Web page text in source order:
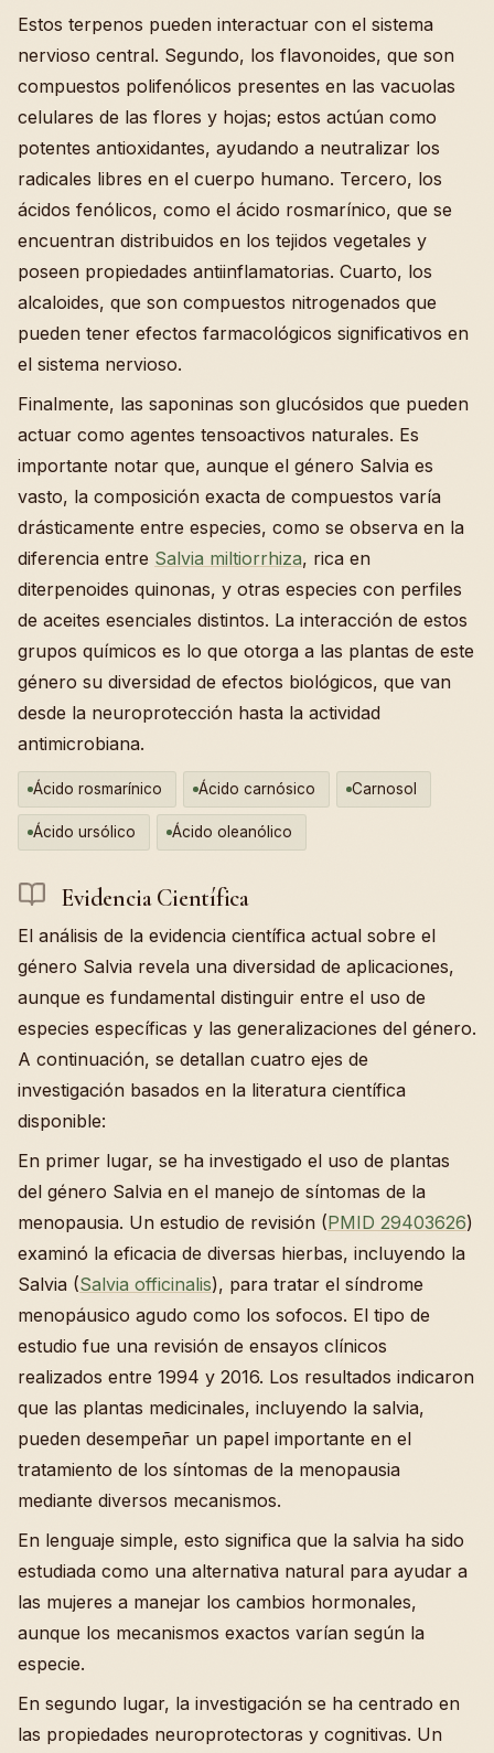
Estos terpenos pueden interactuar con el sistema
nervioso central. Segundo, los flavonoides, que son
compuestos polifenólicos presentes en las vacuolas
celulares de las flores y hojas; estos actúan como
potentes antioxidantes, ayudando a neutralizar los
radicales libres en el cuerpo humano. Tercero, los
ácidos fenólicos, como el ácido rosmarínico, que se
encuentran distribuidos en los tejidos vegetales y
poseen propiedades antiinflamatorias. Cuarto, los
alcaloides, que son compuestos nitrogenados que
pueden tener efectos farmacológicos significativos en
el sistema nervioso.
Finalmente, las saponinas son glucósidos que pueden
actuar como agentes tensoactivos naturales. Es
importante notar que, aunque el género Salvia es
vasto, la composición exacta de compuestos varía
drásticamente entre especies, como se observa en la
diferencia entre Salvia miltiorrhiza, rica en
diterpenoides quinonas, y otras especies con perfiles
de aceites esenciales distintos. La interacción de estos
grupos químicos es lo que otorga a las plantas de este
género su diversidad de efectos biológicos, que van
desde la neuroprotección hasta la actividad
antimicrobiana.
Ácido rosmarínico Ácido carnósico Carnosol
Ácido ursólico Ácido oleanólico
Evidencia Científica
El análisis de la evidencia científica actual sobre el
género Salvia revela una diversidad de aplicaciones,
aunque es fundamental distinguir entre el uso de
especies específicas y las generalizaciones del género.
A continuación, se detallan cuatro ejes de
investigación basados en la literatura científica
disponible:
En primer lugar, se ha investigado el uso de plantas
del género Salvia en el manejo de síntomas de la
menopausia. Un estudio de revisión (PMID 29403626)
examinó la eficacia de diversas hierbas, incluyendo la
Salvia (Salvia officinalis), para tratar el síndrome
menopáusico agudo como los sofocos. El tipo de
estudio fue una revisión de ensayos clínicos
realizados entre 1994 y 2016. Los resultados indicaron
que las plantas medicinales, incluyendo la salvia,
pueden desempeñar un papel importante en el
tratamiento de los síntomas de la menopausia
mediante diversos mecanismos.
En lenguaje simple, esto significa que la salvia ha sido
estudiada como una alternativa natural para ayudar a
las mujeres a manejar los cambios hormonales,
aunque los mecanismos exactos varían según la
especie.
En segundo lugar, la investigación se ha centrado en
las propiedades neuroprotectoras y cognitivas. Un